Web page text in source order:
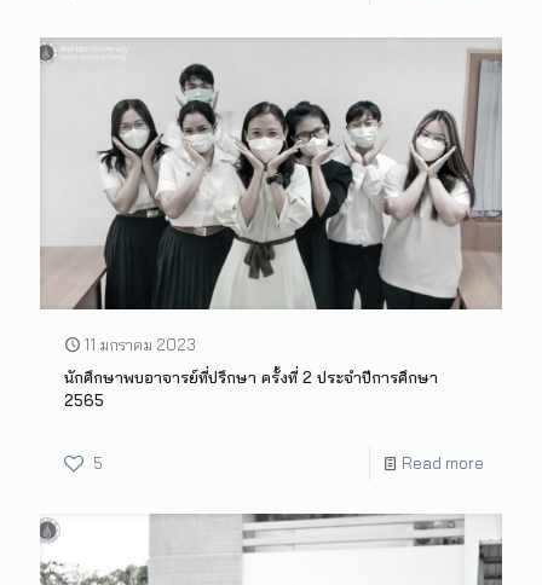
11 มกราคม 2023
นักศึกษาพบอาจารย์ที่ปรึกษา ครั้งที่ 2 ประจำปีการศึกษา
2565
5 Read more